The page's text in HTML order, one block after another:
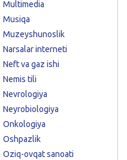
Multimedia
Musiqa
Muzeyshunoslik
Narsalar interneti
Neft va gaz ishi
Nemis tili
Nevrologiya
Neyrobiologiya
Onkologiya
Oshpazlik
Oziq-ovqat sanoati